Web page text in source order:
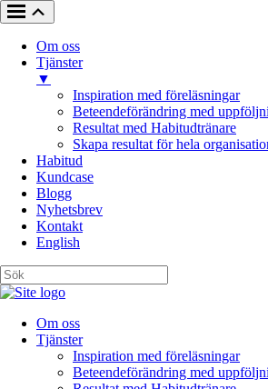
Om oss
Tjänster
▼
Inspiration med föreläsningar
Beteendeförändring med
Resultat med Habitudtränare
Skapa resultat för hela
Habitud
Kundcase
Blogg
Nyhetsbrev
Kontakt
English
Om oss
Tjänster
Inspiration med föreläsningar
Beteendeförändring med